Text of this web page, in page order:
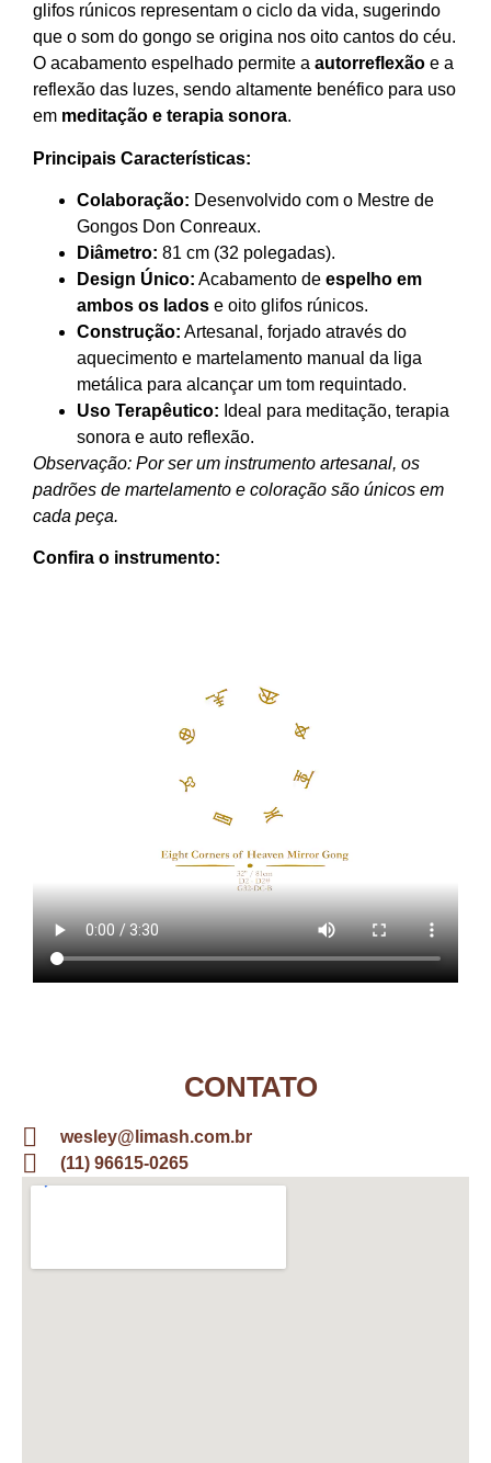
glifos rúnicos representam o ciclo da vida, sugerindo
que o som do gongo se origina nos oito cantos do céu.
O acabamento espelhado permite a autorreflexão e a
reflexão das luzes, sendo altamente benéfico para uso
em meditação e terapia sonora.
Principais Características:
Colaboração: Desenvolvido com o Mestre de
Gongos Don Conreaux.
Diâmetro: 81 cm (32 polegadas).
Design Único: Acabamento de espelho em
ambos os lados e oito glifos rúnicos.
Construção: Artesanal, forjado através do
aquecimento e martelamento manual da liga
metálica para alcançar um tom requintado.
Uso Terapêutico: Ideal para meditação, terapia
sonora e auto reflexão.
Observação: Por ser um instrumento artesanal, os
padrões de martelamento e coloração são únicos em
cada peça.
Confira o instrumento:
CONTATO
wesley@limash.com.br
(11) 96615-0265